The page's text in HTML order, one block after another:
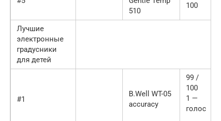
510
100
Лучшие
электронные
градусники
для детей
#1
B.Well WT-05
accuracy
99 /
100
1 —
голос